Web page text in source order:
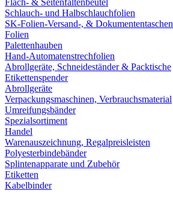
Flach- & Seitenfaltenbeutel
Schlauch- und Halbschlauchfolien
SK-Folien-Versand-, & Dokumententaschen
Folien
Palettenhauben
Hand-Automatenstrechfolien
Abrollgeräte, Schneideständer & Packtische
Etikettenspender
Abrollgeräte
Verpackungsmaschinen, Verbrauchsmaterial
Umreifungsbänder
Spezialsortiment
Handel
Warenauszeichnung, Regalpreisleisten
Polyesterbindebänder
Splintenapparate und Zubehör
Etiketten
Kabelbinder